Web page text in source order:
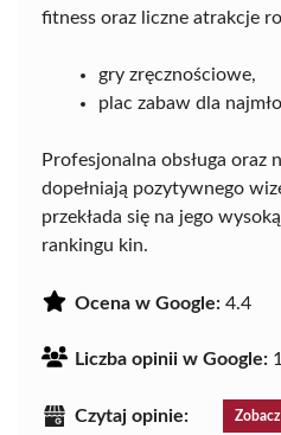
fitness oraz liczne atrakcje
gry zręcznościowe,
plac zabaw dla
Profesjonalna obsługa oraz
dopełniają pozytywnego
przekłada się na jego
rankingu kin.
Ocena w Google: 4.4
Liczba opinii w Google:
Czytaj opinie: